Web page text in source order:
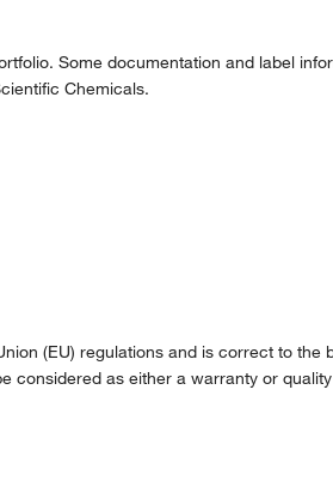
Some documentation and label
Chemicals.
(EU) regulations and is correct to
considered as either a warranty or